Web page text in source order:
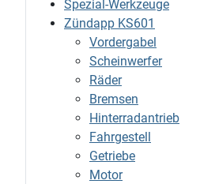
Spezial-Werkzeuge
Zündapp KS601
Vordergabel
Scheinwerfer
Räder
Bremsen
Hinterradantrieb
Fahrgestell
Getriebe
Motor